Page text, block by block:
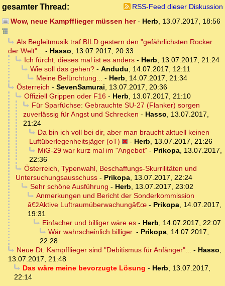
gesamter Thread:
RSS-Feed dieser Diskussion
Wow, neue Kampfflieger müssen her- Herb, 13.07.2017, 18:56
Als Begleitmusik traf BILD gestern den "gefährlichsten Rocker
der Welt"... - Hasso, 13.07.2017, 20:33
Ich fürcht, dieses mal ist es anders- Herb, 13.07.2017, 21:24
Wie soll das gehen?- Andudu, 14.07.2017, 12:11
Meine Befürchtung... - Herb, 14.07.2017, 21:34
Österreich - SevenSamurai, 13.07.2017, 20:36
Offiziell Grippen oder F16- Herb, 13.07.2017, 21:10
Für Sparfüchse: Gebrauchte SU-27 (Flanker) sorgen
zuverlässig für Angst und Schrecken - Hasso, 13.07.2017,
21:24
Da bin ich voll bei dir, aber man braucht aktuell keinen
Luftüberlegenheitsjäger (oT)
- Herb, 13.07.2017, 21:26
MiG-29 war kurz mal im "Angebot"- Prikopa, 13.07.2017,
22:36
Österreich, Typenwahl, Beschaffungs-Skurrilitäten und
Untersuchungsausschuss - Prikopa, 13.07.2017, 22:24
Sehr schöne Ausführung - Herb, 13.07.2017, 23:02
Anmerkungen und Bericht der Sonderkommission
â€žAktive Luftraumüberwachungâ€œ - Prikopa, 14.07.2017,
19:31
Einfacher und billiger wäre es- Herb, 14.07.2017, 22:07
Wär wahrscheinlich billiger. - Prikopa, 14.07.2017,
22:28
Neue Dt. Kampfflieger sind "Debitismus für Anfänger"... - Hasso,
13.07.2017, 21:48
Das wäre meine bevorzugte Lösung - Herb, 13.07.2017,
22:14